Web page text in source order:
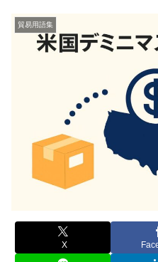
貿易用語集
X